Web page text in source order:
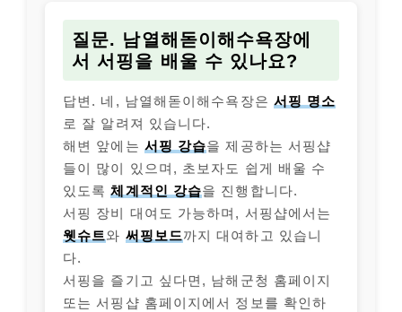
질문. 남열해돋이해수욕장에
서 서핑을 배울 수 있나요?
답변. 네, 남열해돋이해수욕장은 서핑 명소
로 잘 알려져 있습니다.
해변 앞에는 서핑 강습을 제공하는 서핑샵
들이 많이 있으며, 초보자도 쉽게 배울 수
있도록체계적인 강습을 진행합니다.
서핑 장비 대여도 가능하며, 서핑샵에서는
웻슈트와 써핑보드까지 대여하고 있습니
다.
서핑을 즐기고 싶다면, 남해군청 홈페이지
또는 서핑샵 홈페이지에서 정보를 확인하